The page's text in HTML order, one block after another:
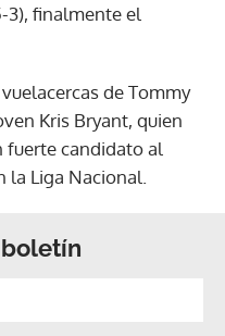
3), finalmente el
de Tommy
Kris Bryant, quien
fuerte candidato al
Liga Nacional.